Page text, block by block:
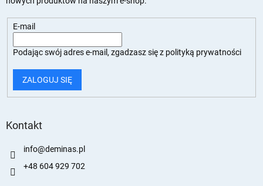
E-mail
Podając swój adres e-mail, zgadzasz się z polityką prywatności
ZALOGUJ SIĘ
Kontakt
info@deminas.pl
+48 604 929 702